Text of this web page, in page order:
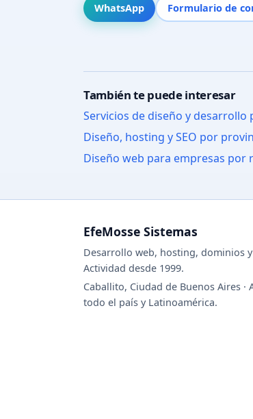
WhatsApp Formulario de
También te puede interesar
Servicios de diseño y desarrollo
Diseño, hosting y SEO por
Diseño web para empresas por
EfeMosse Sistemas
Desarrollo web, hosting, dominios
Actividad desde 1999.
Caballito, Ciudad de Buenos Aires ·
todo el país y Latinoamérica.